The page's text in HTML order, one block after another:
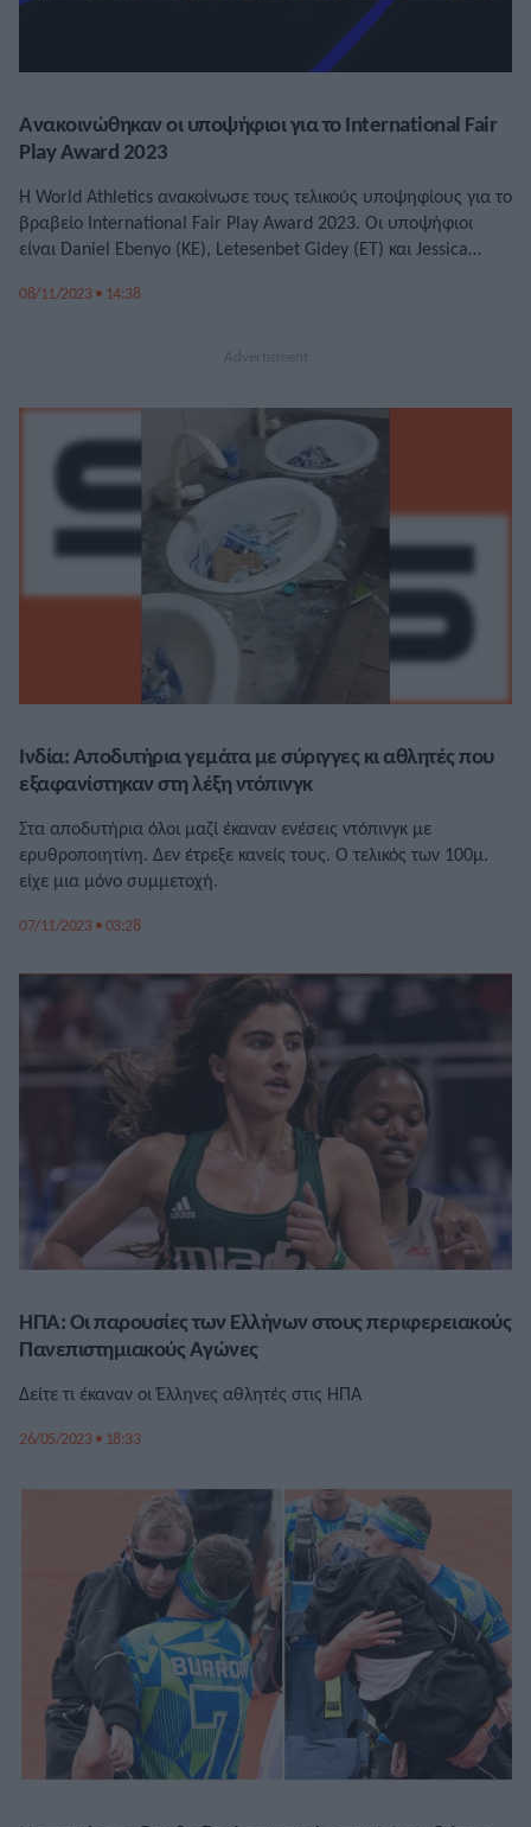
Ανακοινώθηκαν οι υποψήφιοι για το International Fair
Play Award 2023
Η World Athletics ανακοίνωσε τους τελικούς υποψηφίους για το
βραβείο International Fair Play Award 2023. Οι υποψήφιοι
είναι Daniel Ebenyo (KE), Letesenbet Gidey (ΕΤ) και Jessica
08/11/2023 • 14:38
Ινδία: Αποδυτήρια γεμάτα με σύριγγες κι αθλητές που
εξαφανίστηκαν στη λέξη ντόπινγκ
Στα αποδυτήρια όλοι μαζί έκαναν ενέσεις ντόπινγκ με
ερυθροποιητίνη. Δεν έτρεξε κανείς τους. Ο τελικός των 100μ.
είχε μια μόνο συμμετοχή.
07/11/2023 • 03:28
ΗΠΑ: Οι παρουσίες των Ελλήνων στους περιφερειακούς
Πανεπιστημιακούς Aγώνες
Δείτε τι έκαναν οι Έλληνες αθλητές στις ΗΠΑ
26/05/2023 • 18:33